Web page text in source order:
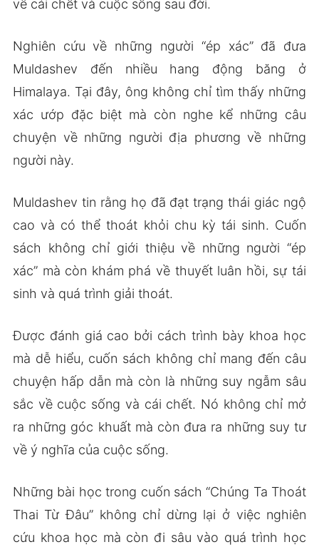
về cái chết và cuộc sống sau đời.
Nghiên cứu về những người “ép xác” đã đưa
Muldashev đến nhiều hang động băng ở
Himalaya. Tại đây, ông không chỉ tìm thấy những
xác ướp đặc biệt mà còn nghe kể những câu
chuyện về những người địa phương về những
người này.
Muldashev tin rằng họ đã đạt trạng thái giác ngộ
cao và có thể thoát khỏi chu kỳ tái sinh. Cuốn
sách không chỉ giới thiệu về những người “ép
xác” mà còn khám phá về thuyết luân hồi, sự tái
sinh và quá trình giải thoát.
Được đánh giá cao bởi cách trình bày khoa học
mà dễ hiểu, cuốn sách không chỉ mang đến câu
chuyện hấp dẫn mà còn là những suy ngẫm sâu
sắc về cuộc sống và cái chết. Nó không chỉ mở
ra những góc khuất mà còn đưa ra những suy tư
về ý nghĩa của cuộc sống.
Những bài học trong cuốn sách “Chúng Ta Thoát
Thai Từ Đâu” không chỉ dừng lại ở việc nghiên
cứu khoa học mà còn đi sâu vào quá trình học